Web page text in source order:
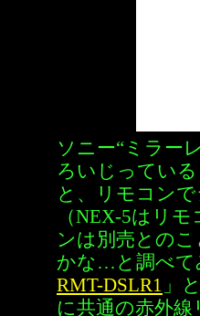
ソニー“ミラー
ろいじってい
と、リモコン
（NEX-5はリ
ンは別売との
かな…と調べて
RMT-DSLR1 」
に共通の赤外